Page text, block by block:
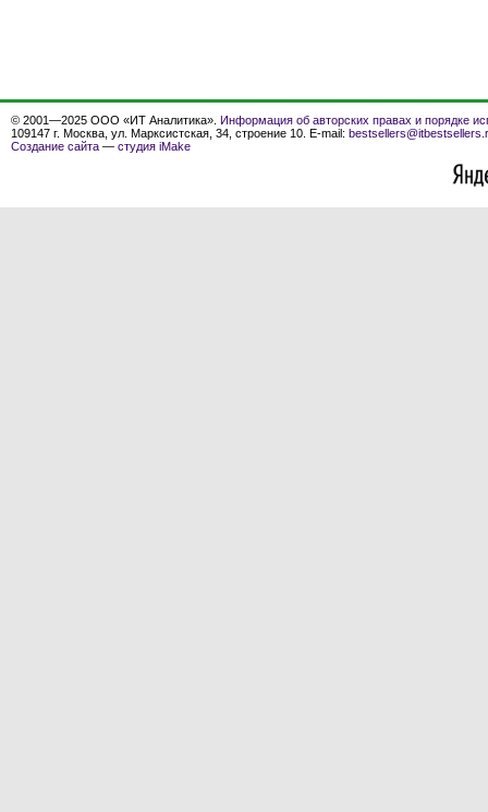
© 2001—2025 ООО «ИТ Аналитика». Информация об авторских правах и порядке
109147 г. Москва, ул. Марксистская, 34, строение 10. E-mail:
Создание сайта — студия iMake